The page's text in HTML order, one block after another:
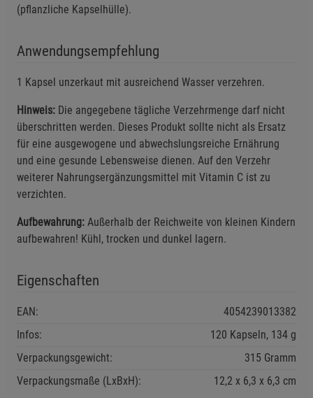
(pflanzliche Kapselhülle).
Anwendungsempfehlung
1 Kapsel unzerkaut mit ausreichend Wasser verzehren.
Hinweis: Die angegebene tägliche Verzehrmenge darf nicht
überschritten werden. Dieses Produkt sollte nicht als Ersatz
für eine ausgewogene und abwechslungsreiche Ernährung
und eine gesunde Lebensweise dienen. Auf den Verzehr
weiterer Nahrungsergänzungsmittel mit Vitamin C ist zu
verzichten.
Aufbewahrung: Außerhalb der Reichweite von kleinen Kindern
aufbewahren! Kühl, trocken und dunkel lagern.
Eigenschaften
EAN:
4054239013382
Infos:
120 Kapseln, 134 g
Verpackungsgewicht:
315 Gramm
Verpackungsmaße (LxBxH):
12,2 6,3 6,3 cm
Einstellungen speichern für die Gruppe
Einwilligung nicht erteilen
Notwendige Cookies (5)
Beschreibung Notwendige Cookies
Cookie-Informationenanzeigen
Statistik Cookies (1)
Cookie-Informationen anzeigen
Marketing Cookies (3)
Impressum